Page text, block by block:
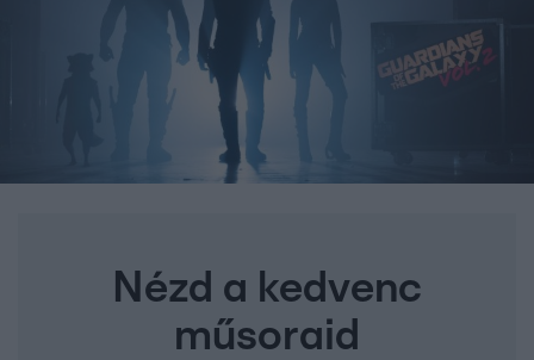
Nézd a kedvenc
műsoraid